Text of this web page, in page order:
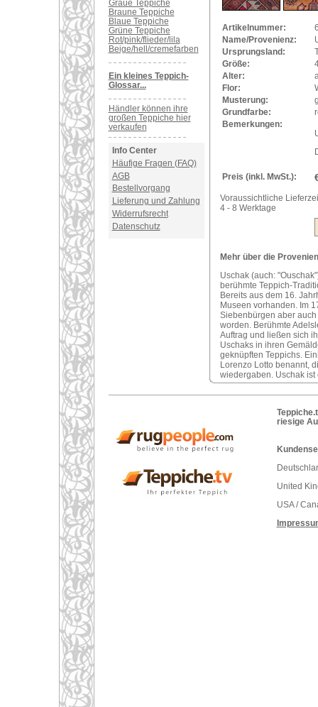
Graue Teppiche
Braune Teppiche
Blaue Teppiche
Grüne Teppiche
Rot/pink/flieder/lila
Beige/hell/cremefarben
Ein kleines Teppich-
Glossar...
Händler können ihre
großen Teppiche hier
verkaufen
Info Center
Häufige Fragen (FAQ)
AGB
Bestellvorgang
Lieferung und Zahlung
Widerrufsrecht
Datenschutz
Artikelnummer:
Name/Provenienz:
Ursprungsland:
Größe:
Alter:
Flor:
Musterung:
Grundfarbe:
Bemerkungen:
Preis (inkl. MwSt.):
Voraussichtliche
4 - 8 Werktage
Mehr über die
Uschak (auch:
berühmte Teppich-
Bereits aus dem 16.
Museen vorhanden. Im
Siebenbürgen aber
worden. Berühmte
Auftrag und ließen sich
Uschaks in ihren
geknüpften Teppichs.
Lorenzo Lotto benannt,
wiedergaben. Uschak
riesige
United
USA /